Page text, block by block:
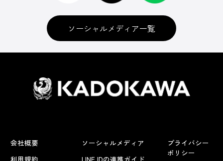
ソーシャルメディア一覧
会社概要
ソーシャルメディア
プライバシー
ポリシー